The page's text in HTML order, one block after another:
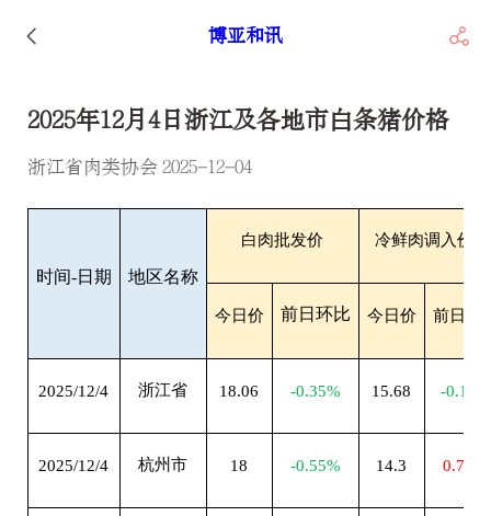
博亚和讯
2025年12月4日浙江及各地市白条猪价格
浙江省肉类协会 2025-12-04
时间-日期 地区名称
白肉批发价 冷鲜肉调入价格
今日价 前日环比 今日价 前日环
2025/12/4 浙江省 18.06 -0.35% 15.68 -0.13%
2025/12/4 杭州市 18 -0.55% 14.3 0.70%